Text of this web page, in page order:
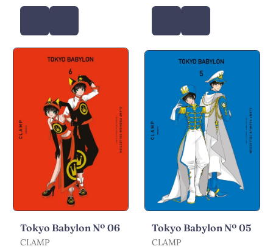
Tokyo Babylon Nº 06
CLAMP
Tokyo Babylon Nº 05
CLAMP